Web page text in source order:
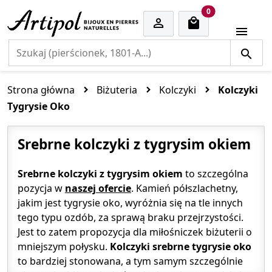

0cart items

Strona główna Biżuteria Kolczyki
Kolczyki
Tygrysie Oko
Srebrne kolczyki z tygrysim okiem
Srebrne kolczyki z tygrysim okiem to szczególna
pozycja w naszej ofercie. Kamień półszlachetny,
jakim jest tygrysie oko, wyróżnia się na tle innych
tego typu ozdób, za sprawą braku przejrzystości.
Jest to zatem propozycja dla miłośniczek biżuterii o
mniejszym połysku. Kolczyki srebrne tygrysie oko
to bardziej stonowana, a tym samym szczególnie